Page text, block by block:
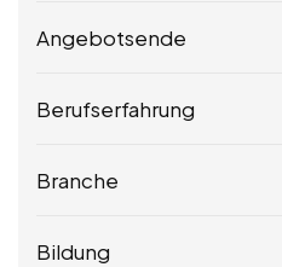
Angebotsende
Berufserfahrung
Branche
Bildung